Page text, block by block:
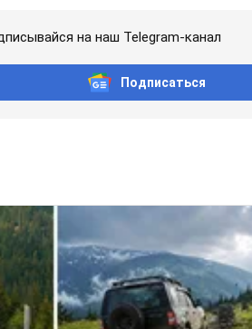
на наш Telegram-канал
Подписаться